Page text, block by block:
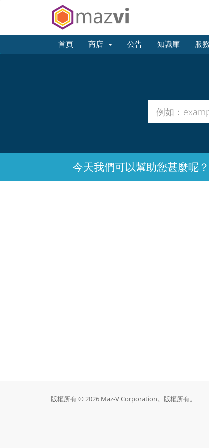
首頁 商店 公告 知識庫 服
今天我們可以幫助您甚麼呢？
版權所有 © 2026 Maz-V Corporation。版權所有。